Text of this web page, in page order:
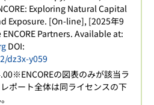
Exploring Natural Capital
Exposure. [On-line], [2025年9
Partners. Available at:
DOI:
dz3x-y059
の図表のみが該当ラ
ポート全体は同ライセンスの下